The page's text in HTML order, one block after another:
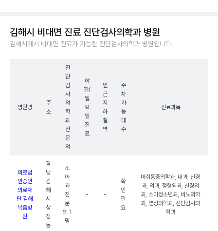
김해시 비대면 진료 진단검사의학과 병원
김해시에서 비대면 진료가 가능한 진단검사의학과 병원입니다.
병원명
주
소
진
단
검
사
의
학
과
전
문
의
야
간/
일
요
일
진
료
인
근
지
하
철
역
주
차
가
능
대
수
진료과목
의료법
인숭인
의료재
단 김해
복음병
원
경
남
김
해
시
삼
정
동
소
아
과
전
문
의 1
명
- -
확
인
필
요
마취통증의학과, 내과, 신경
과, 외과, 정형외과, 신경외
과, 소아청소년과, 비뇨의학
과, 영상의학과, 진단검사의
학과